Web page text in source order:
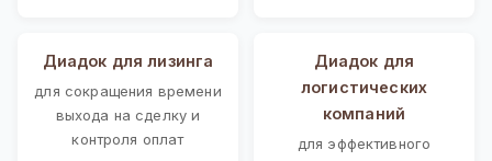
Диадок для лизинга
для сокращения времени
выхода на сделку и
контроля оплат
Диадок для
логистических
компаний
для эффективного